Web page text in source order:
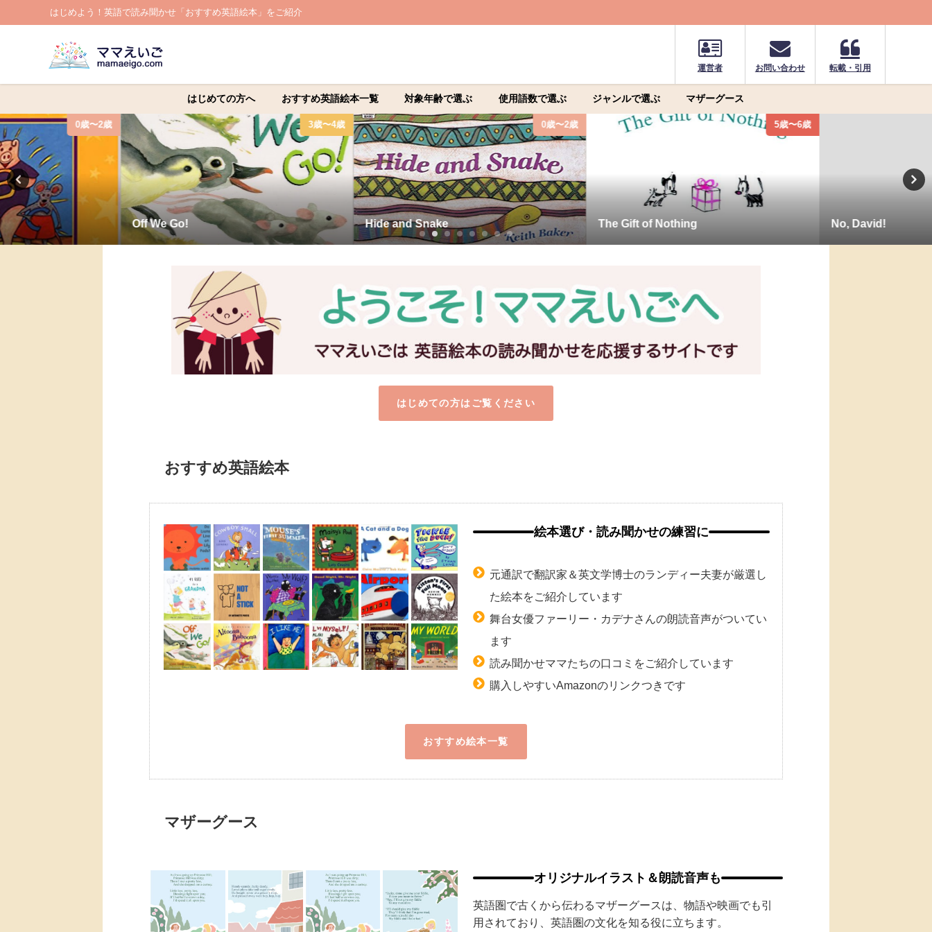
はじめよう！英語で読み聞かせ「おすすめ英語絵本」をご紹介
運営者 お問い合わせ 転載・引用
はじめての方へ おすすめ英語絵本一覧 対象年齢で選ぶ 使用語数で選ぶ ジャンルで選ぶ マザーグース
0歳〜2歳 3歳〜4歳
Off We Go!
0歳〜2歳
Hide and Snake
5歳〜6歳
The Gift of Nothing No, David!
はじめての方はご覧ください
おすすめ英語絵本
絵本選び・読み聞かせの練習に
元通訳で翻訳家＆英文学博士のランディー夫妻が厳選し
た絵本をご紹介しています
舞台女優ファーリー・カデナさんの朗読音声がついてい
ます
読み聞かせママたちの口コミをご紹介しています
購入しやすいAmazonのリンクつきです
おすすめ絵本一覧
マザーグース
オリジナルイラスト＆朗読音声も
英語圏で古くから伝わるマザーグースは、物語や映画でも引
用されており、英語圏の文化を知る役に立ちます。